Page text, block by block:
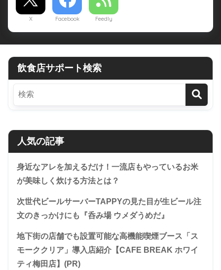
X Facebook Feedly
飲食店サポート検索
人気の記事
身近なアレを加えるだけ！一流店もやっているお米
が美味しく炊ける方法とは？
次世代ビールサーバーTAPPYの見た目が生ビール注
文のきっかけにも『呑み場 ウメダうめだ』
地下街の店舗でも設置可能な高機能喫煙ブース「ス
モーククリア」導入店紹介【CAFE BREAK ホワイ
ティ梅田店】(PR)